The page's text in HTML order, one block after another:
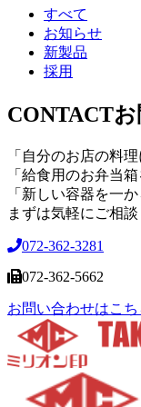
すべて
お知らせ
新製品
採用
CONTACT
「自分のお店の料
「給食用のお弁当
「新しい容器を一
まずは気軽にご相談
072-362-3281
072-362-5662
お問い合わせはこち